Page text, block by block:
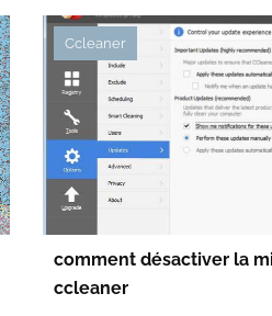
Ccleaner
comment désactiver la
ccleaner